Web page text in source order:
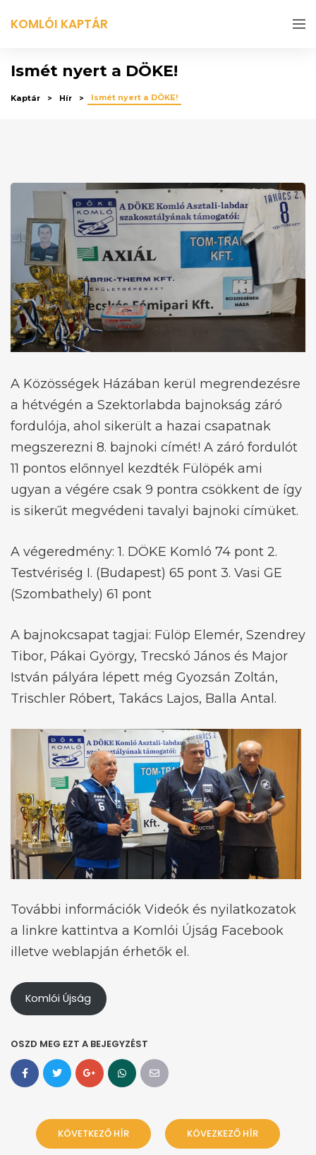
KOMLÓI KAPTÁR
Ismét nyert a DÖKE!
Kaptár Hír Ismét nyert a DÖKE!
A Közösségek Házában kerül megrendezésre
a hétvégén a Szektorlabda bajnokság záró
fordulója, ahol sikerült a hazai csapatnak
megszerezni 8. bajnoki címét! A záró fordulót
11 pontos előnnyel kezdték Fülöpék ami
ugyan a végére csak 9 pontra csökkent de így
is sikerűt megvédeni tavalyi bajnoki címüket.
A végeredmény: 1. DÖKE Komló 74 pont 2.
Testvériség I. (Budapest) 65 pont 3. Vasi GE
(Szombathely) 61 pont
A bajnokcsapat tagjai: Fülöp Elemér, Szendrey
Tibor, Pákai György, Trecskó János és Major
István pályára lépett még Gyozsán Zoltán,
Trischler Róbert, Takács Lajos, Balla Antal.
További információk Videók és nyilatkozatok
a linkre kattintva a Komlói Újság Facebook
illetve weblapján érhetők el.
Komlói Újság
OSZD MEG EZT A BEJEGYZÉST
KÖVETKEZŐ HÍR KÖVEZKEZŐ HÍR